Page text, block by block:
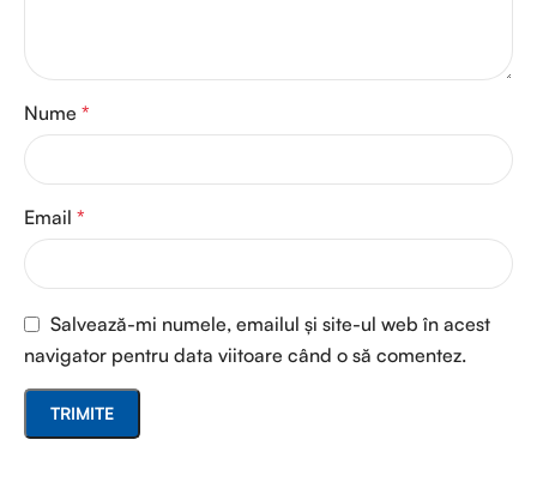
Nume *
Email *
Salvează-mi numele, emailul și site-ul web în acest
navigator pentru data viitoare când o să comentez.